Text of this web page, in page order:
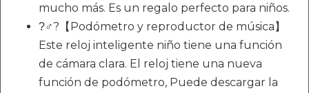
mucho más. Es un regalo perfecto para niños.
?‍♂?【Podómetro y reproductor de música】
Este reloj inteligente niño tiene una función
de cámara clara. El reloj tiene una nueva
función de podómetro, Puede descargar la